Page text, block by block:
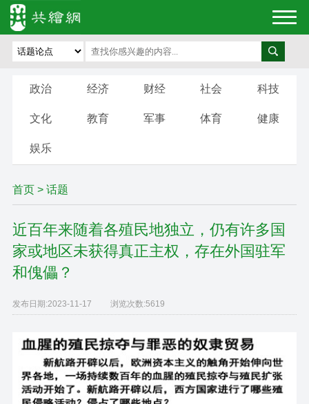
政治 经济 财经 社会 科技
文化 教育 军事 体育 健康
娱乐
首页> 话题
近百年来随着各殖民地独立，仍有许多国
家或地区未获得真正主权，存在外国驻军
和傀儡？
发布日期:2023-11-17 浏览次数:5619